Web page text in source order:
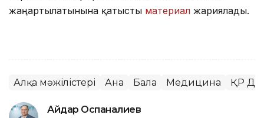
жаңартылатынына қатысты материал жариялады.
Алқа мәжілістері Ана Бала Медицина ҚР
Айдар Оспаналиев